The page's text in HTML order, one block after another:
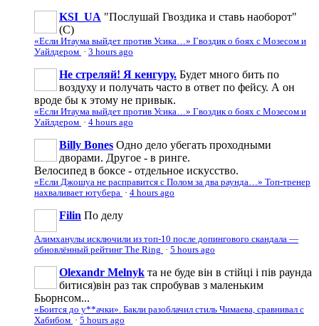
KSI_UA "Послушай Гвоздика и ставь наоборот"
(С)
«Если Итаума выйдет против Усика…» Гвоздик о боях с Мозесом и
Уайлдером · 3 hours ago
Не стреляй! Я кенгуру. Будет много бить по
воздуху и получать часто в ответ по фейсу. А он
вроде бы к этому не привык.
«Если Итаума выйдет против Усика…» Гвоздик о боях с Мозесом и
Уайлдером · 4 hours ago
Billy Bones Одно дело убегать проходными
дворами. Другое - в ринге.
Велосипед в боксе - отдельное искусство.
«Если Джошуа не расправится с Полом за два раунда…» Топ-тренер
нахваливает ютубера · 4 hours ago
Filin По делу
Алимханулы исключили из топ-10 после допингового скандала —
обновлённый рейтинг The Ring · 5 hours ago
Olexandr Melnyk та не буде він в стійці і пів раунда
битися)він раз так спробував з маленьким
Бьорнсом...
«Боится до у**ачки». Бакли разоблачил стиль Чимаева, сравнивал с
Хабибом · 5 hours ago